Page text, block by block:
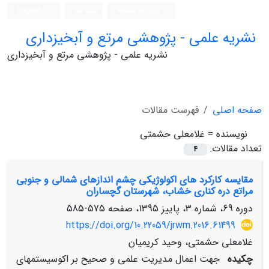
نشریه علمی - پژوهشی مرتع و آبخیزداری
نشریه علمی - پژوهشی مرتع و آبخیزداری
صفحه اصلی
فهرست مقالات
نویسنده = غلامعلی حشمتی
تعداد مقالات:
4
مقایسه کارکرد های اکولوژیکی چشم اندازهای شمالی و جنوبی
مراتع دره کناری خشاب، شهرستان گچساران
دوره 69، شماره 3، پاییز 1395، صفحه
575-585
https://doi.org/10.22059/jrwm.2016.61499
غلامعلی حشمتی، وحید کریمیان
چکیده جهت اعمال مدیریت علمی و صحیح بر اکوسیستم­های